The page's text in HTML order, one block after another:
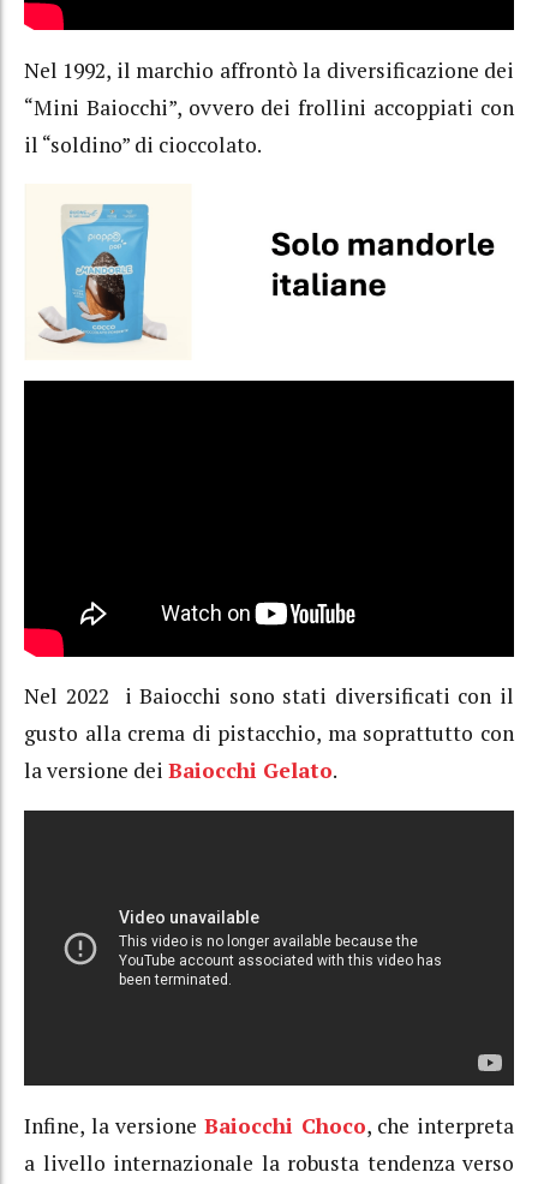
Nel 1992, il marchio affrontò la diversificazione dei
“Mini Baiocchi”, ovvero dei frollini accoppiati con
il “soldino” di cioccolato.
Nel 2022 i Baiocchi sono stati diversificati con il
gusto alla crema di pistacchio, ma soprattutto con
la versione dei Baiocchi Gelato.
Infine, la versione Baiocchi Choco, che interpreta
a livello internazionale la robusta tendenza verso